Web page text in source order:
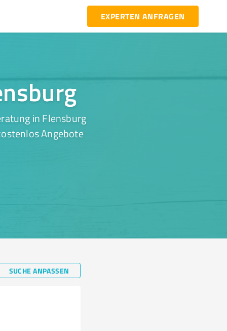
EXPERTEN ANFRAGEN
in Flensburg
Angebote
SUCHE ANPASSEN